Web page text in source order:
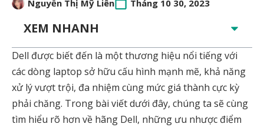
Nguyễn Thị Mỹ Liên Tháng 10 30, 2023
XEM NHANH
Dell được biết đến là một thương hiệu nổi tiếng với
các dòng laptop sở hữu cấu hình mạnh mẽ, khả năng
xử lý vượt trội, đa nhiệm cùng mức giá thành cực kỳ
phải chăng. Trong bài viết dưới đây, chúng ta sẽ cùng
tìm hiểu rõ hơn về hãng Dell, những ưu nhược điểm